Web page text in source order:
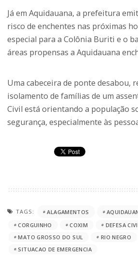
Já em Aquidauana, a prefeitura
risco de enchentes nas próximas
especial para a Colônia Buriti e o
áreas propensas a Aquidauana
Uma cabeceira de ponte desabou,
isolamento de famílias de um
Civil está orientando a população
segurança, especialmente às
TAGS: ALAGAMENTOS
CORGUINHO
COXIM DEFESA
MATO GROSSO DO SUL
RIO NEGRO
SITUACAO DE EMERGENCIA